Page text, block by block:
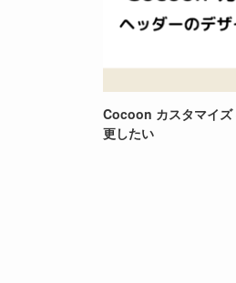
Cocoon カスタマイズ
更したい